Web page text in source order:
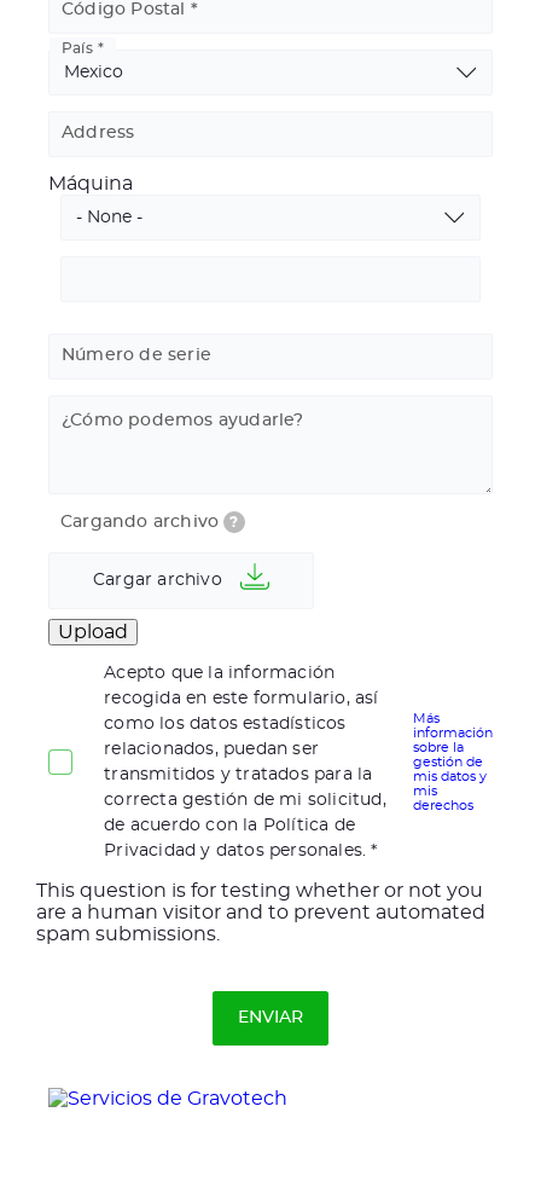
Código Postal
País
Address
Máquina
Máquina
Número de serie
¿Cómo podemos ayudarle?
Cargando archivo ?
Cargar archivo
Acepto que la información
recogida en este formulario, así
como los datos estadísticos
relacionados, puedan ser
transmitidos y tratados para la
correcta gestión de mi solicitud,
de acuerdo con la Política de
Privacidad y datos personales.
Más
información
sobre la
gestión de
mis datos y
mis
derechos
This question is for testing whether or not you
are a human visitor and to prevent automated
spam submissions.